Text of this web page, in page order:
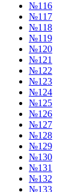
№116
№117
№118
№119
№120
№121
№122
№123
№124
№125
№126
№127
№128
№129
№130
№131
№132
№133